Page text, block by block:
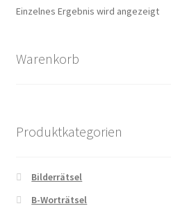
Über Rätselkind
Einzelnes Ergebnis wird angezeigt
Warenkorb
Produktkategorien
Bilderrätsel
B-Worträtsel